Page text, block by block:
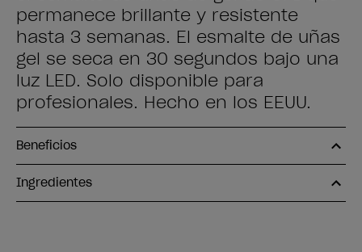
permanece brillante y resistente
hasta 3 semanas. El esmalte de uñas
gel se seca en 30 segundos bajo una
luz LED. Solo disponible para
profesionales. Hecho en los EEUU.
Beneficios
Ingredientes